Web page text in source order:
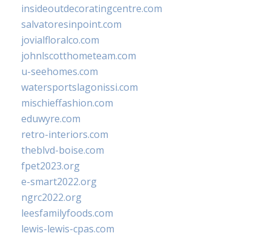
insideoutdecoratingcentre.com
salvatoresinpoint.com
jovialfloralco.com
johnlscotthometeam.com
u-seehomes.com
watersportslagonissi.com
mischieffashion.com
eduwyre.com
retro-interiors.com
theblvd-boise.com
fpet2023.org
e-smart2022.org
ngrc2022.org
leesfamilyfoods.com
lewis-lewis-cpas.com